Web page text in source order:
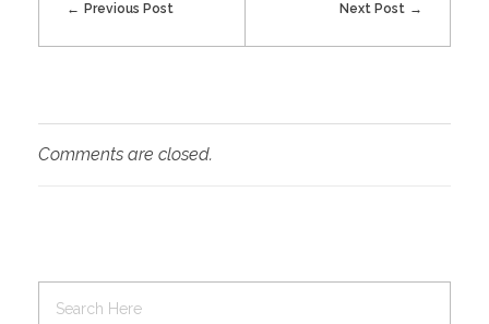
Previous Post Next Post
Comments are closed.